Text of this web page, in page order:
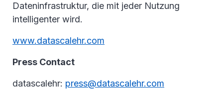
Dateninfrastruktur, die mit jeder Nutzung
intelligenter wird.
www.datascalehr.com
Press Contact
datascalehr: press@datascalehr.com